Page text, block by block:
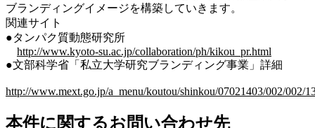
ブランディングイメージを構築していきます。
関連サイト
●タンパク質動態研究所
http://www.kyoto-su.ac.jp/collaboration/ph/kikou_pr.html
●文部科学省「私立大学研究ブランディング事業」詳細
http://www.mext.go.jp/a_menu/koutou/shinkou/07021403/002/002/
本件に関するお問い合わせ先